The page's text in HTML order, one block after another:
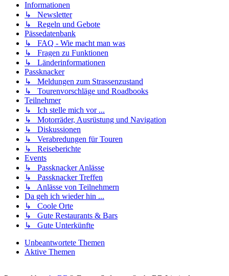
Informationen
↳ Newsletter
↳ Regeln und Gebote
Pässedatenbank
↳ FAQ - Wie macht man was
↳ Fragen zu Funktionen
↳ Länderinformationen
Passknacker
↳ Meldungen zum Strassenzustand
↳ Tourenvorschläge und Roadbooks
Teilnehmer
↳ Ich stelle mich vor ...
↳ Motorräder, Ausrüstung und Navigation
↳ Diskussionen
↳ Verabredungen für Touren
↳ Reiseberichte
Events
↳ Passknacker Anlässe
↳ Passknacker Treffen
↳ Anlässe von Teilnehmern
Da geh ich wieder hin ...
↳ Coole Orte
↳ Gute Restaurants & Bars
↳ Gute Unterkünfte
Unbeantwortete Themen
Aktive Themen